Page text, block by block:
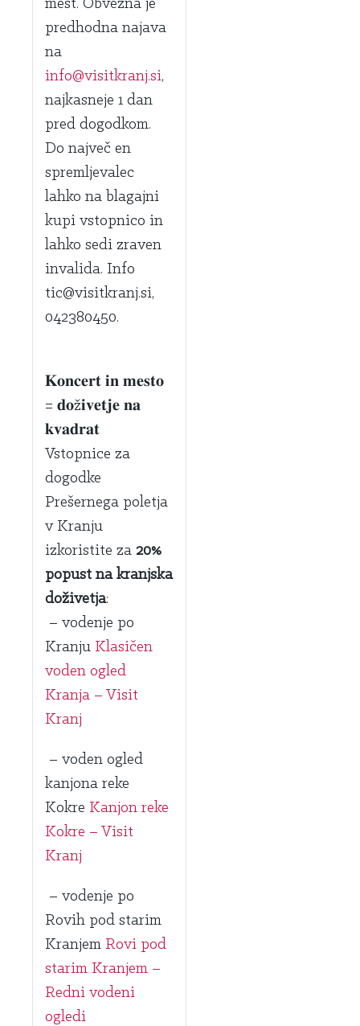
mest. Obvezna je
predhodna najava
na
info@visitkranj.si,
najkasneje 1 dan
pred dogodkom.
Do največ en
spremljevalec
lahko na blagajni
kupi vstopnico in
lahko sedi zraven
invalida. Info
tic@visitkranj.si,
042380450.
𝐊𝐨𝐧𝐜𝐞𝐫𝐭 𝐢𝐧 𝐦𝐞𝐬𝐭𝐨
= 𝐝𝐨ž𝐢𝐯𝐞𝐭𝐣𝐞 𝐧𝐚
𝐤𝐯𝐚𝐝𝐫𝐚𝐭
Vstopnice za
dogodke
Prešernega poletja
v Kranju
izkoristite za 20%
popust na kranjska
doživetja:
– vodenje po
Kranju Klasičen
voden ogled
Kranja – Visit
Kranj
– voden ogled
kanjona reke
Kokre Kanjon reke
Kokre – Visit
Kranj
– vodenje po
Rovih pod starim
Kranjem Rovi pod
starim Kranjem –
Redni vodeni
ogledi